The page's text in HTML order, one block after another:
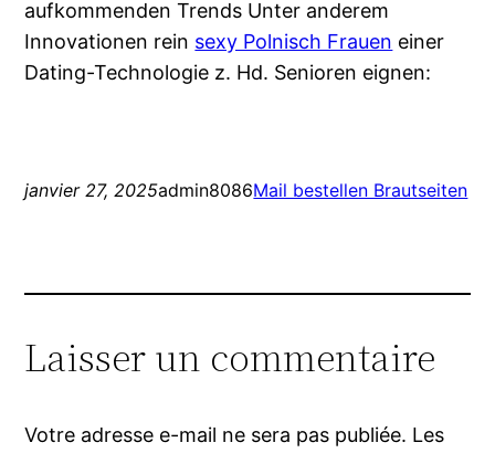
aufkommenden Trends Unter anderem
Innovationen rein sexy Polnisch Frauen einer
Dating-Technologie z. Hd. Senioren eignen:
janvier 27, 2025admin8086Mail bestellen Brautseiten
Laisser un commentaire
Votre adresse e-mail ne sera pas publiée. Les